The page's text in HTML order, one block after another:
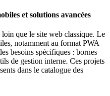
et solutions avancées
que le site web classique. Le
notamment au format PWA
besoins spécifiques : bornes
de gestion interne. Ces projets
dans le catalogue des